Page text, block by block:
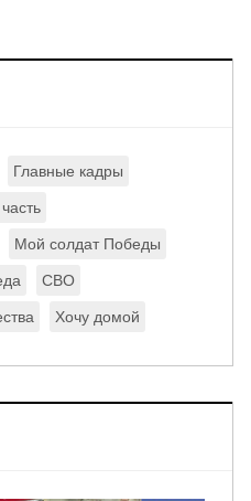
Главные кадры
Мой солдат Победы
СВО
Хочу домой